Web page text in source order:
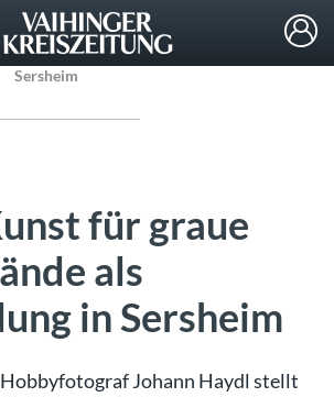
Sersheim
für graue
als
in Sersheim
Johann Haydl stellt